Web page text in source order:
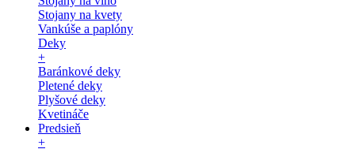
Stojany na kvety
Vankúše a paplóny
Deky
+
Baránkové deky
Pletené deky
Plyšové deky
Kvetináče
Predsieň
+